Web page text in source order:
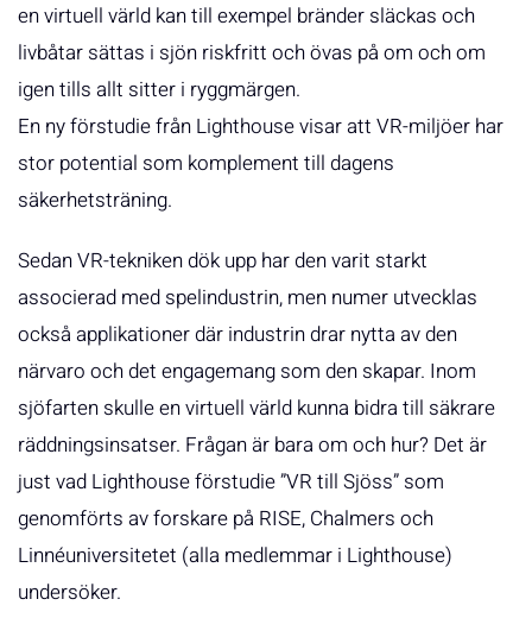
en virtuell värld kan till exempel bränder släckas och
livbåtar sättas i sjön riskfritt och övas på om och om
igen tills allt sitter i ryggmärgen.
En ny förstudie från Lighthouse visar att VR-miljöer har
stor potential som komplement till dagens
säkerhetsträning.
Sedan VR-tekniken dök upp har den varit starkt
associerad med spelindustrin, men numer utvecklas
också applikationer där industrin drar nytta av den
närvaro och det engagemang som den skapar. Inom
sjöfarten skulle en virtuell värld kunna bidra till säkrare
räddningsinsatser. Frågan är bara om och hur? Det är
just vad Lighthouse förstudie ”VR till Sjöss” som
genomförts av forskare på RISE, Chalmers och
Linnéuniversitetet (alla medlemmar i Lighthouse)
undersöker.